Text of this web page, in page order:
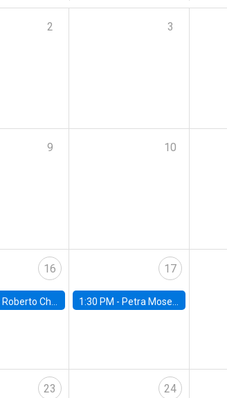
2 3
9 10
16
Roberto Chang, Rutgers University
17
1:30 PM - Petra Moser, NYU Stern
23 24